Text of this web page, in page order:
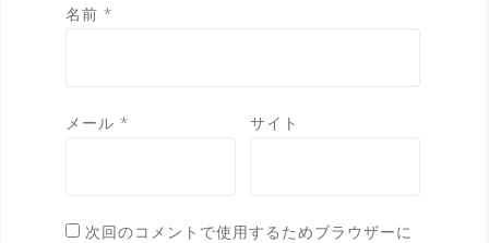
名前 *
メール * サイト
次回のコメントで使用するためブラウザーに